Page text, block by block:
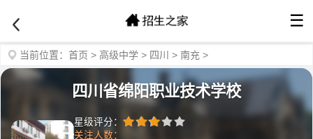
☰
当前位置： 首页 > 高级中学 > 四川 > 南充 >
四川省绵阳职业技术学校
星级评分：
关注人数：